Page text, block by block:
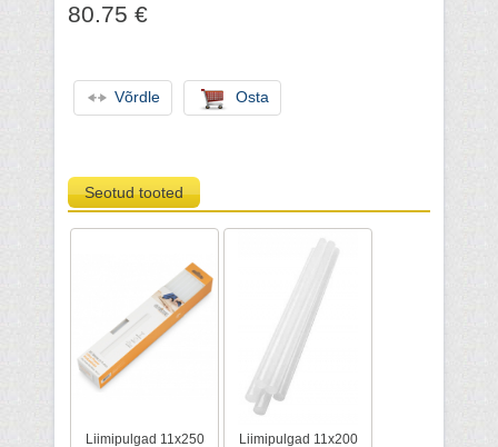
80.75 €
Võrdle Osta
Seotud tooted
Liimipulgad 11x250
Liimipulgad 11x200